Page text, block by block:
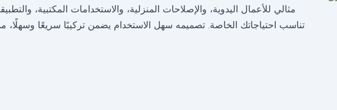
مثالي للأعمال اليدوية، والإصلاحات المنزلية، والاستخدامات المكتبية،
تناسب احتياجاتك الخاصة. تصميمه سهل الاستخدام يضمن تركيبًا سريعًا وسهلًا، مما